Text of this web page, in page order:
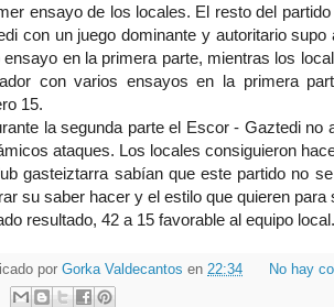
ensayo de los locales. El resto del
con un juego dominante y autoritario
ensayo en la primera parte, mientras los
con varios ensayos en la primera
15.
la segunda parte el Escor - Gaztedi no
ataques. Los locales consiguieron
gasteiztarra sabían que este partido no
su saber hacer y el estilo que quieren
resultado, 42 a 15 favorable al equipo local.
por Gorka Valdecantos en 22:34 No hay